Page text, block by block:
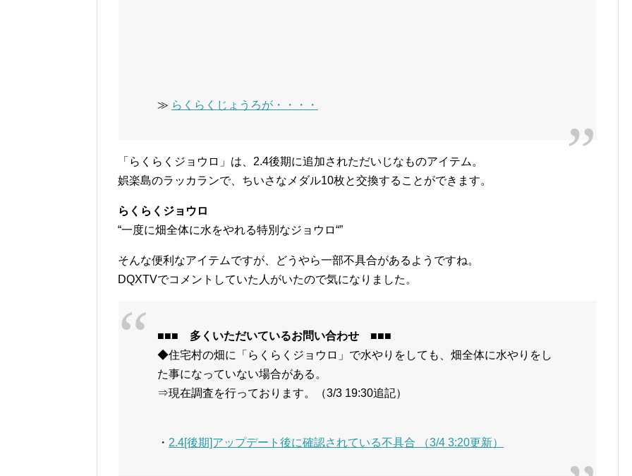
≫ らくらくじょうろが・・・・
「らくらくジョウロ」は、2.4後期に追加されただいじなものアイテム。
娯楽島のラッカランで、ちいさなメダル10枚と交換することができます。
らくらくジョウロ
“一度に畑全体に水をやれる特別なジョウロ“”
そんな便利なアイテムですが、どうやら一部不具合があるようですね。
DQXTVでコメントしていた人がいたので気になりました。
■■■ 多くいただいているお問い合わせ ■■■
◆住宅村の畑に「らくらくジョウロ」で水やりをしても、畑全体に水やりをし
た事になっていない場合がある。
⇒現在調査を行っております。（3/3 19:30追記）
・ 2.4[後期]アップデート後に確認されている不具合 （3/4 3:20更新）